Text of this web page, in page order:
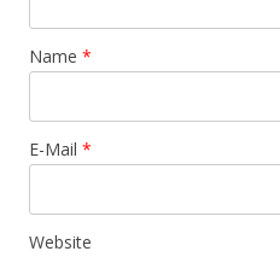
Name *
E-Mail *
Website